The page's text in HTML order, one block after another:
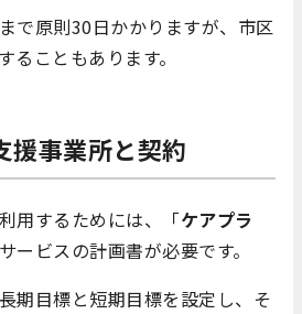
で原則30日かかりますが、市区
ることもあります。
事業所と契約
用するためには、「ケアプラ
ービスの計画書が必要です。
期目標と短期目標を設定し、そ